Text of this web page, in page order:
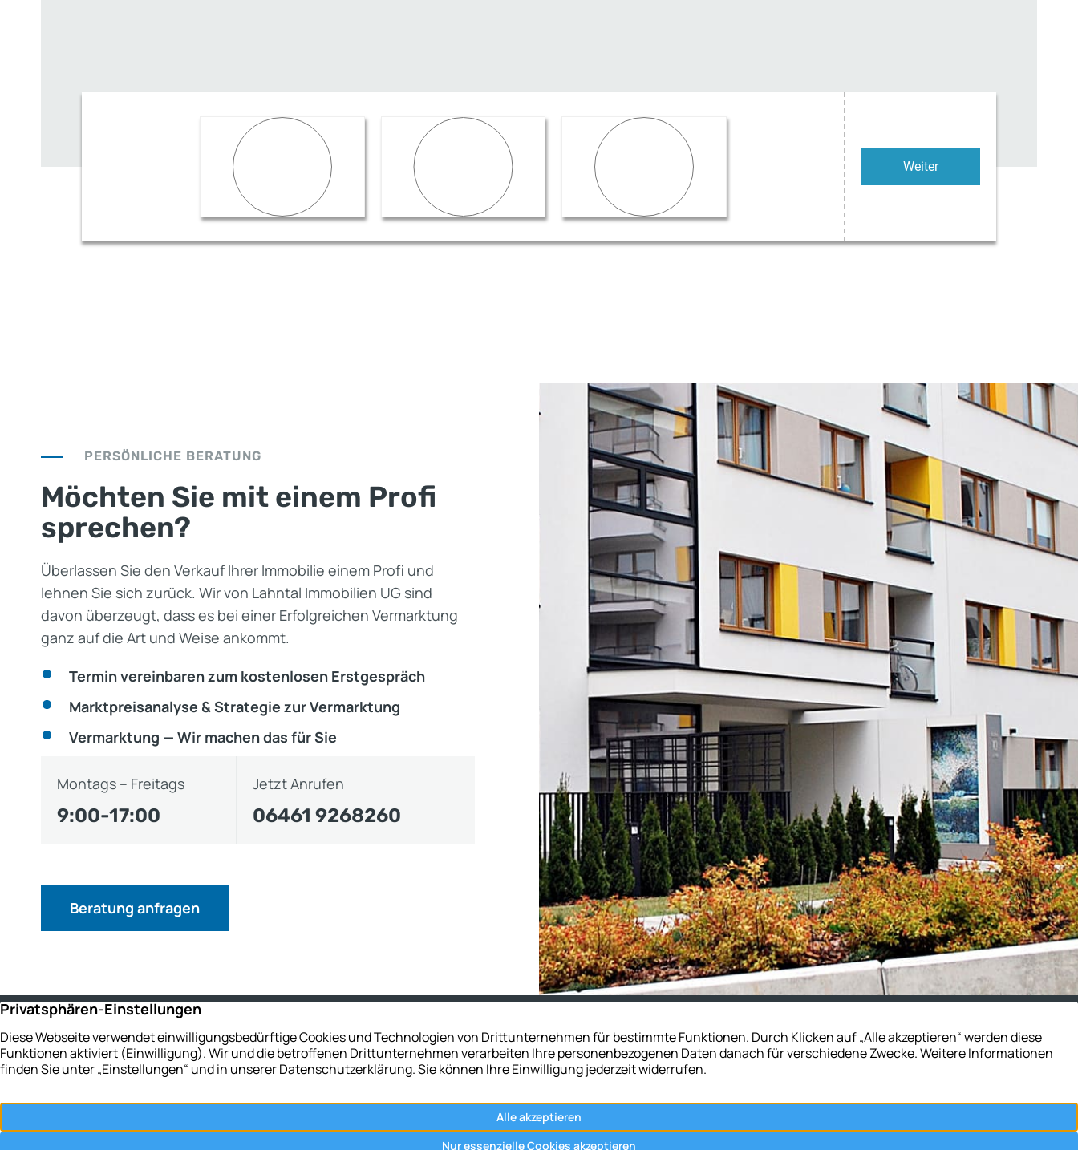
PERSÖNLICHE BERATUNG
Möchten Sie mit einem Profi
sprechen?
Überlassen Sie den Verkauf Ihrer Immobilie einem Profi und
lehnen Sie sich zurück. Wir von Lahntal Immobilien UG sind
davon überzeugt, dass es bei einer Erfolgreichen Vermarktung
ganz auf die Art und Weise ankommt.
Termin vereinbarenzum kostenlosen Erstgespräch
Marktpreisanalyse & Strategie zur Vermarktung
Vermarktung — Wir machen das für Sie
Montags – Freitags
9:00-17:00
Jetzt Anrufen
06461 9268260
Beratung anfragen
KONTAKTIEREN SIE UNS
Sie haben Fragen?
Rufen Sie uns an.
06461 9268260 Zum Kontakt